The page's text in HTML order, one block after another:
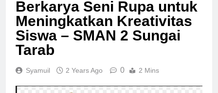
Berkarya Seni Rupa untuk
Meningkatkan Kreativitas
Siswa – SMAN 2 Sungai
Tarab
Syamuil 2 Years Ago 0 2 Mins